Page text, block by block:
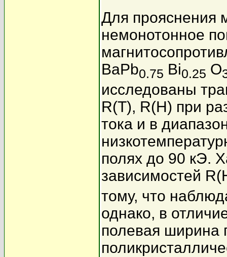
Для прояснения
немонотонное
BaPb0.75 Bi0.25 O
исследованы
R(T), R(H) при
тока и в
полях до 90 кЭ.
зависимостей
тому, что
однако, в
полевая ширина